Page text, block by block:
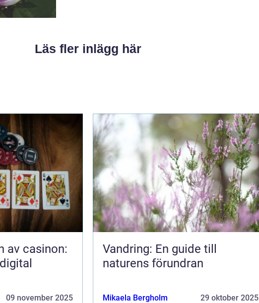
Läs fler inlägg här
av casinon:
09 november 2025
Vandring: En guide till
naturens förundran
Mikaela Bergholm 29 oktober 2025